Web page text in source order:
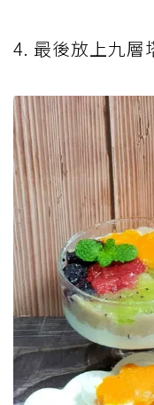
4. 最後放上九層